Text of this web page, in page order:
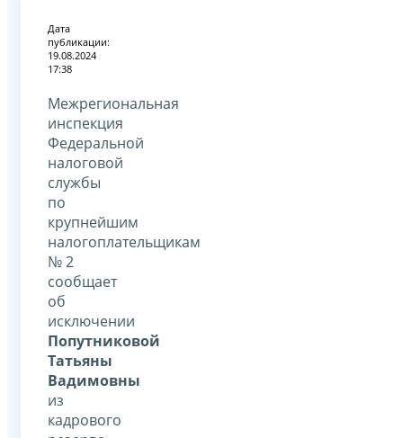
Дата
публикации:
19.08.2024
17:38
Межрегиональная
инспекция
Федеральной
налоговой
службы
по
крупнейшим
налогоплательщикам
№ 2
сообщает
об
исключении
Попутниковой
Татьяны
Вадимовны
из
кадрового